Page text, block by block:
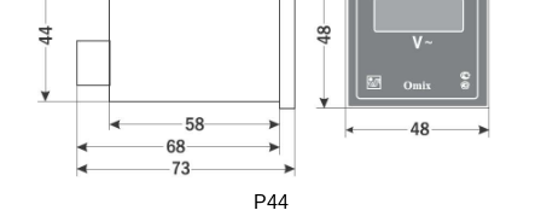
P44